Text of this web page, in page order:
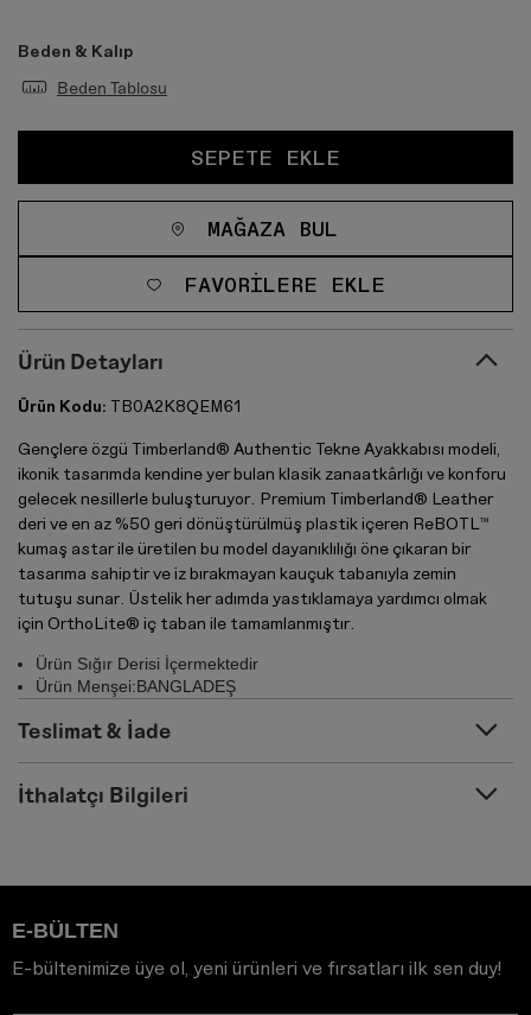
Beden & Kalıp
Beden Tablosu
SEPETE EKLE
MAĞAZA BUL
FAVORILERE EKLE
Ürün Detayları
Ürün Kodu: TB0A2K8QEM61
Gençlere özgü Timberland® Authentic Tekne Ayakkabısı modeli,
ikonik tasarımda kendine yer bulan klasik zanaatkârlığı ve konforu
gelecek nesillerle buluşturuyor. Premium Timberland® Leather
deri ve en az %50 geri dönüştürülmüş plastik içeren ReBOTL™
kumaş astar ile üretilen bu model dayanıklılığı öne çıkaran bir
tasarıma sahiptir ve iz bırakmayan kauçuk tabanıyla zemin
tutuşu sunar. Üstelik her adımda yastıklamaya yardımcı olmak
için OrthoLite® iç taban ile tamamlanmıştır.
Ürün Sığır Derisi İçermektedir
Ürün Menşei:BANGLADEŞ
Teslimat & İade
İthalatçı Bilgileri
E-BÜLTEN
E-bültenimize üye ol, yeni ürünleri ve fırsatları ilk sen duy!